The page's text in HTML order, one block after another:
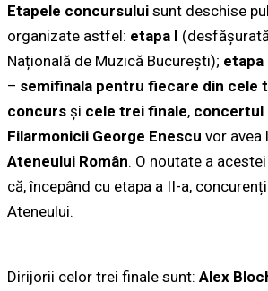
Etapele concursului sunt deschise
organizate astfel: etapa I
Națională de Muzică București); etapa
– semifinala pentru fiecare din cele
concurs și cele trei finale, concertul
Filarmonicii George Enescu vor avea
Ateneului Român. O noutate a
că, începând cu etapa a II-a,
Ateneului.
Dirijorii celor trei finale sunt: Alex